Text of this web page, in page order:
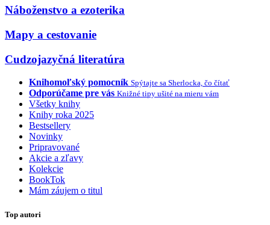
Náboženstvo a ezoterika
Mapy a cestovanie
Cudzojazyčná literatúra
Knihomoľský pomocník Spýtajte sa Sherlocka, čo čítať
Odporúčame pre vás Knižné tipy ušité na mieru vám
Všetky knihy
Knihy roka 2025
Bestsellery
Novinky
Pripravované
Akcie a zľavy
Kolekcie
BookTok
Mám záujem o titul
Top autori